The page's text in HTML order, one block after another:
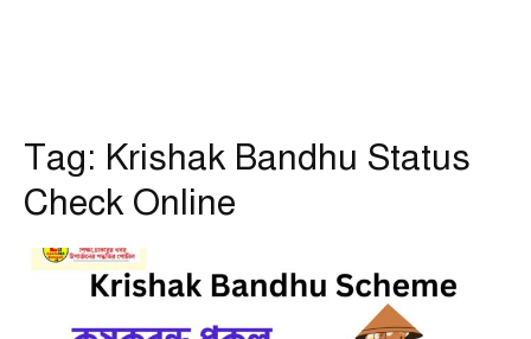
Tag: Krishak Bandhu Status
Check Online